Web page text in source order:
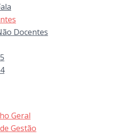
Docentes
Geral
Gestão